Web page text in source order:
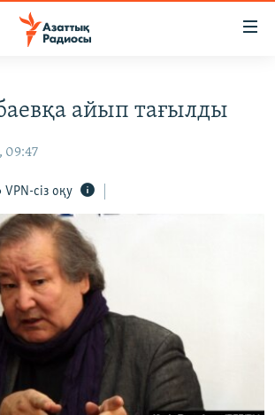
айып тағылды
09:47
VPN-сіз оқу